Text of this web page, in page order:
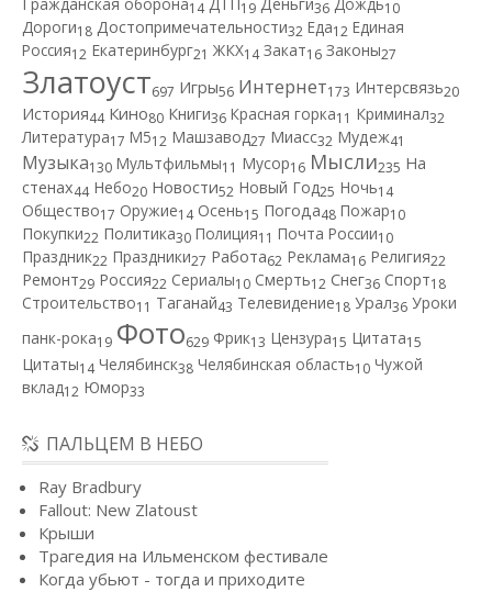
14 19 36 10
Дороги18 Достопримечательности32 Еда12 Единая
Россия12 Екатеринбург21 ЖКХ14 Закат16 Законы27
Златоуст697 Игры56 Интернет173 Интерсвязь20
История44 Кино80 Книги36 Красная горка11 Криминал32
Литература17 М512 Машзавод27 Миасс32 Мудеж41
Музыка130 Мультфильмы11 Мусор16 Мысли235 На
стенах44 Небо20 Новости52 Новый Год25 Ночь14
Общество17 Оружие14 Осень15 Погода48 Пожар10
Покупки22 Политика30 Полиция11 Почта России10
Праздник22 Праздники27 Работа62 Реклама16 Религия22
Ремонт29 Россия22 Сериалы10 Смерть12 Снег36 Спорт18
Строительство11 Таганай43 Телевидение18 Урал36 Уроки
панк-рока19 Фото629 Фрик13 Цензура15 Цитата15
Цитаты14 Челябинск38 Челябинская область10 Чужой
вклад12 Юмор33
ПАЛЬЦЕМ В НЕБО
Ray Bradbury
Fallout: New Zlatoust
Крыши
Трагедия на Ильменском фестивале
Когда убьют - тогда и приходите